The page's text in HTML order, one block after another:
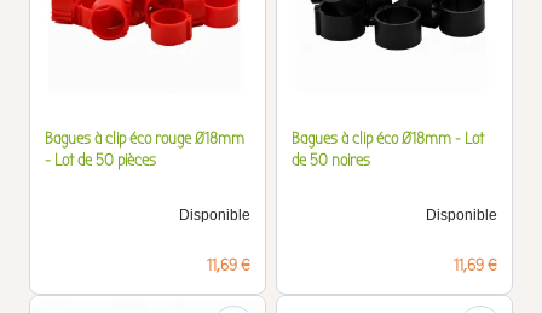
Bagues à clip éco rouge Ø18mm
- Lot de 50 pièces
Disponible
Prix
11,69 €
Bagues à clip éco Ø18mm - Lot
de 50 noires
Disponible
Prix
11,69 €